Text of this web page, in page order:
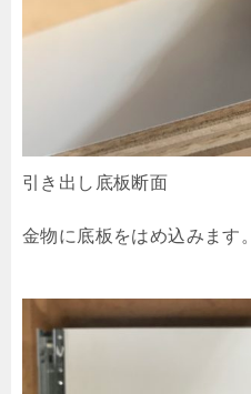
引き出し底板断面
金物に底板をはめ込みます。